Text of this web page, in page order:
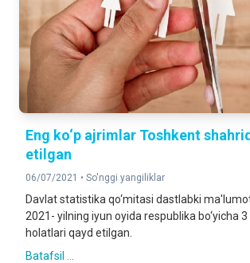
Eng ko‘p ajrimlar Toshkent
etilgan
06/07/2021 • So'nggi yangiliklar
Davlat statistika qo‘mitasi dastlabki
2021- yilning iyun oyida respublika bo‘yicha
holatlari qayd etilgan.
Batafsil ...